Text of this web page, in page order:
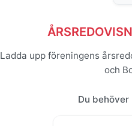
Ladda upp föreningens
och
Du